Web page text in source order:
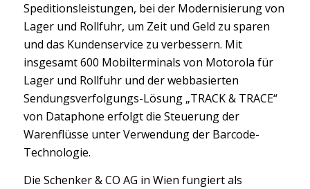
Speditionsleistungen, bei der Modernisierung von
Lager und Rollfuhr, um Zeit und Geld zu sparen
und das Kundenservice zu verbessern. Mit
insgesamt 600 Mobilterminals von Motorola für
Lager und Rollfuhr und der webbasierten
Sendungsverfolgungs-Lösung „TRACK & TRACE“
von Dataphone erfolgt die Steuerung der
Warenflüsse unter Verwendung der Barcode-
Technologie.
Die Schenker & CO AG in Wien fungiert als